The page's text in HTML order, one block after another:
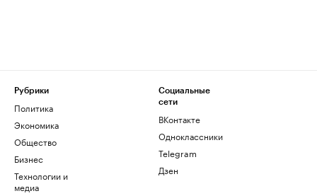
Рубрики
Политика
Экономика
Общество
Бизнес
Технологии и
медиа
Социальные
сети
ВКонтакте
Одноклассники
Telegram
Дзен